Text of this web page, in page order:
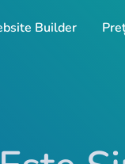
Builder